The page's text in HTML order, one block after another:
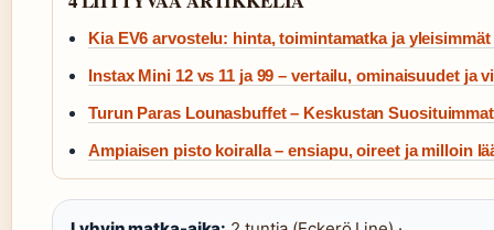
Kia EV6 arvostelu: hinta, toimintamatka ja
Instax Mini 12 vs 11 ja 99 – vertailu, ominaisuudet ja
Turun Paras Lounasbuffet – Keskustan
Ampiaisen pisto koiralla – ensiapu, oireet ja milloin